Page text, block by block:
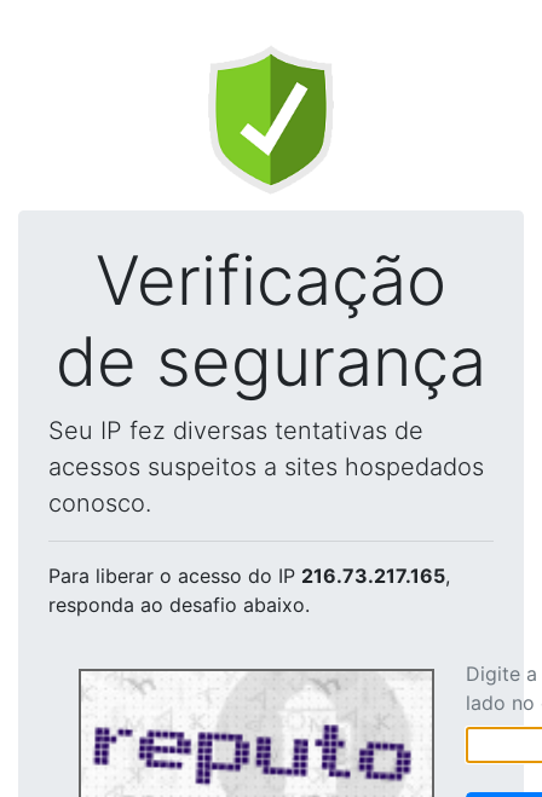
Verificação
de segurança
Seu IP fez diversas tentativas de
acessos suspeitos a sites hospedados
conosco.
Para liberar o acesso do IP 216.73.217.165,
responda ao desafio abaixo.
Digite
lado no